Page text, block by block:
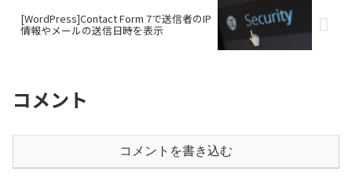
[WordPress]Contact Form 7で送信者のIP
情報やメールの送信日時を表示
コメント
コメントを書き込む